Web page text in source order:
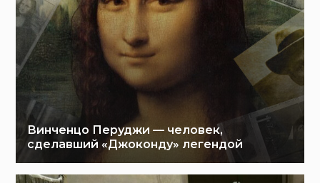
Винченцо Перуджи — человек,
сделавший «Джоконду» легендой